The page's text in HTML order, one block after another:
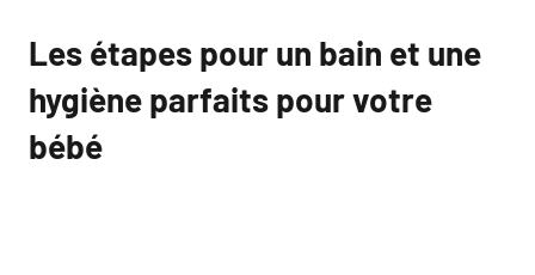
Les étapes pour un bain et une
hygiène parfaits pour votre
bébé